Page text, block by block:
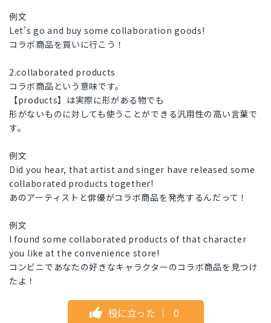
例文
Let’s go and buy some collaboration goods!
コラボ商品を買いに行こう！
2.collaborated products
コラボ商品という意味です。
【products】は実際に形がある物でも
形がないものに対しても使うことができる汎用性の高い言葉で
す。
例文
Did you hear, that artist and singer have released some
collaborated products together!
あのアーティストと俳優がコラボ商品を発売するんだって！
例文
I found some collaborated products of that character
you like at the convenience store!
コンビニであなたの好きなキャラクターのコラボ商品を見つけ
たよ！
役に立った ｜ 0